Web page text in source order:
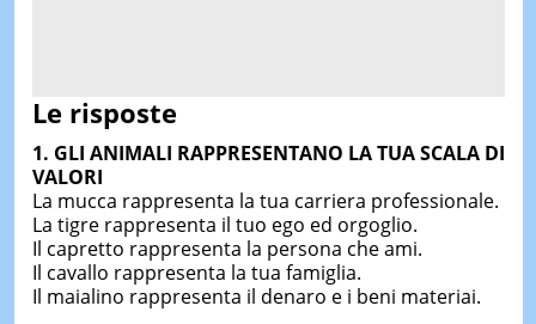
Le risposte
1. GLI ANIMALI RAPPRESENTANO LA TUA SCALA DI
VALORI
La mucca rappresenta la tua carriera professionale.
La tigre rappresenta il tuo ego ed orgoglio.
Il capretto rappresenta la persona che ami.
Il cavallo rappresenta la tua famiglia.
Il maialino rappresenta il denaro e i beni materiai.